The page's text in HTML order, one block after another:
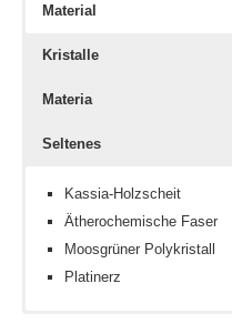
Material
Kristalle
Materia
Seltenes
Kassia-Holzscheit
Ätherochemische Faser
Moosgrüner Polykristall
Platinerz